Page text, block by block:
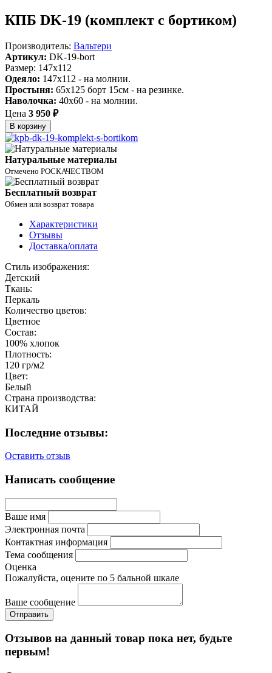
КПБ DK-19 (комплект с бортиком)
Производитель: Вальтери
Артикул: DK-19-bort
Размер: 147х112
Одеяло: 147x112 - на молнии.
Простыня: 65х125 борт 15см - на резинке.
Наволочка: 40x60 - на молнии.
Цена 3 950 ₽
В корзину
Натуральные материалы
Отмечено РОСКАЧЕСТВОМ
Бесплатный возврат
Обмен или возврат товара
Характеристики
Отзывы
Доставка/оплата
Стиль изображения:
Детский
Ткань:
Перкаль
Количество цветов:
Цветное
Состав:
100% хлопок
Плотность:
120 гр/м2
Цвет:
Белый
Страна производства:
КИТАЙ
Последние отзывы:
Оставить отзыв
Написать сообщение
Ваше имя
Электронная почта
Контактная информация
Тема сообщения
Оценка
Пожалуйста, оцените по 5 бальной шкале
Ваше сообщение
Отзывов на данный товар пока нет, будьте
первым!